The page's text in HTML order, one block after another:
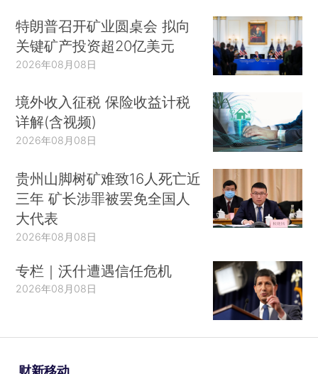
特朗普召开矿业圆桌会 拟向
关键矿产投资超20亿美元
2026年08月08日
境外收入征税 保险收益计税
详解(含视频)
2026年08月08日
贵州山脚树矿难致16人死亡近
三年 矿长涉罪被罢免全国人
大代表
2026年08月08日
专栏｜沃什遭遇信任危机
2026年08月08日
财新移动